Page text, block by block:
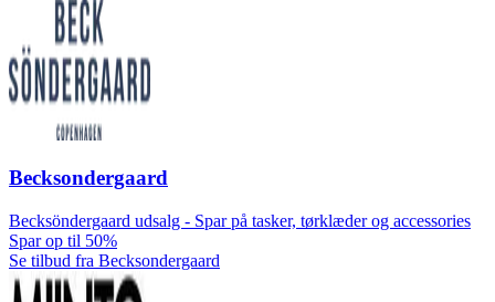
Becksondergaard
Becksöndergaard udsalg - Spar på tasker, tørklæder og accessories
Spar op til 50%
Se tilbud fra Becksondergaard